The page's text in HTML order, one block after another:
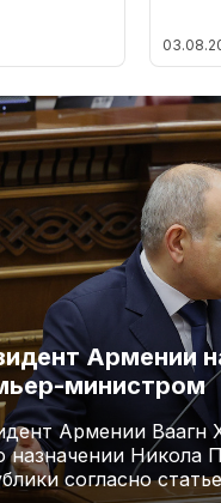
Армении
министром
Армении Ваагн
назначении
согласно